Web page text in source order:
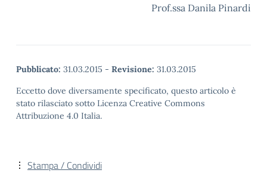
Prof.ssa Danila Pinardi
Pubblicato: 31.03.2015 - Revisione: 31.03.2015
Eccetto dove diversamente specificato, questo articolo è
stato rilasciato sotto Licenza Creative Commons
Attribuzione 4.0 Italia.
Stampa / Condividi